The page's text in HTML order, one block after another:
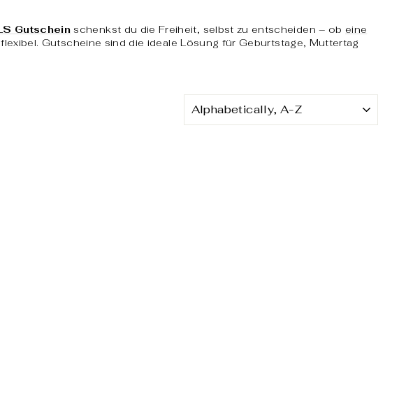
Gutschein schenkst du die Freiheit, selbst zu entscheiden – ob eine
Gutscheine sind die ideale Lösung für Geburtstage, Muttertag